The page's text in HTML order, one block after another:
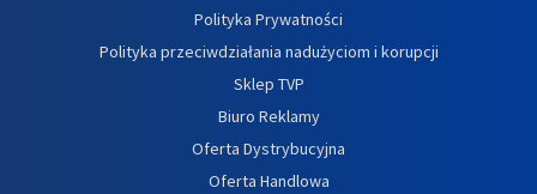
Polityka Prywatności
Polityka przeciwdziałania nadużyciom i korupcji
Sklep TVP
Biuro Reklamy
Oferta Dystrybucyjna
Oferta Handlowa